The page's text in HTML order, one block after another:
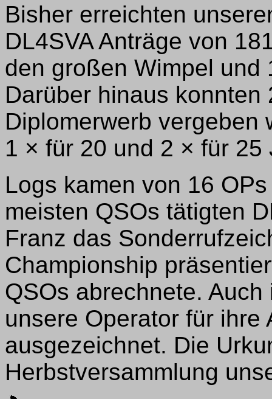
Bisher erreichten
DL4SVA Anträge von
den großen Wimpel und
Darüber hinaus
Diplomerwerb vergeben
1 × für 20 und 2 × für 25
Logs kamen von 16
meisten QSOs tätigten
Franz das
Championship
QSOs abrechnete.
unsere Operator für
ausgezeichnet. Die
Herbstversammlung